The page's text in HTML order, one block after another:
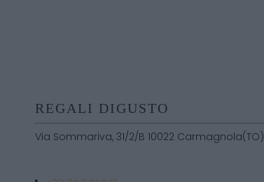
REGALI DIGUSTO
Via Sommariva, 31/2/B 10022 Carmagnola(TO)